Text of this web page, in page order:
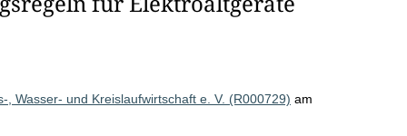
Wasser- und Kreislaufwirtschaft e. V. (R000729) am